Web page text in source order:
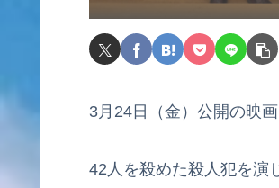
3月24日（金）公開の映画
42人を殺めた殺人犯を演